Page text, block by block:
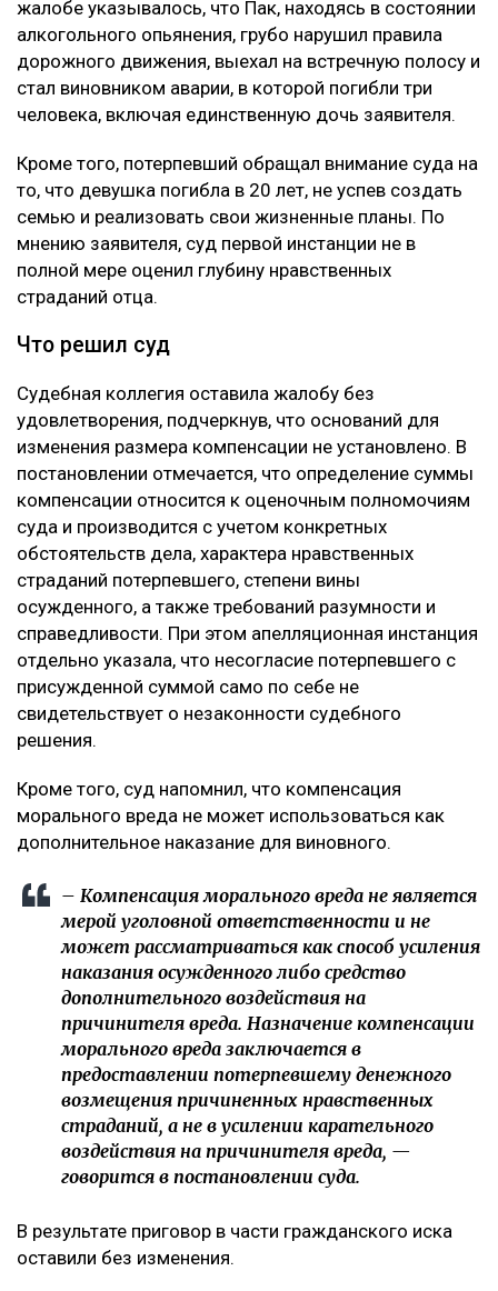
жалобе указывалось, что Пак, находясь в состоянии
алкогольного опьянения, грубо нарушил правила
дорожного движения, выехал на встречную полосу и
стал виновником аварии, в которой погибли три
человека, включая единственную дочь заявителя.
Кроме того, потерпевший обращал внимание суда на
то, что девушка погибла в 20 лет, не успев создать
семью и реализовать свои жизненные планы. По
мнению заявителя, суд первой инстанции не в
полной мере оценил глубину нравственных
страданий отца.
Что решил суд
Судебная коллегия оставила жалобу без
удовлетворения, подчеркнув, что оснований для
изменения размера компенсации не установлено. В
постановлении отмечается, что определение суммы
компенсации относится к оценочным полномочиям
суда и производится с учетом конкретных
обстоятельств дела, характера нравственных
страданий потерпевшего, степени вины
осужденного, а также требований разумности и
справедливости. При этом апелляционная инстанция
отдельно указала, что несогласие потерпевшего с
присужденной суммой само по себе не
свидетельствует о незаконности судебного
решения.
Кроме того, суд напомнил, что компенсация
морального вреда не может использоваться как
дополнительное наказание для виновного.
– Компенсация морального вреда не является
мерой уголовной ответственности и не
может рассматриваться как способ усиления
наказания осужденного либо средство
дополнительного воздействия на
причинителя вреда. Назначение компенсации
морального вреда заключается в
предоставлении потерпевшему денежного
возмещения причиненных нравственных
страданий, а не в усилении карательного
воздействия на причинителя вреда, —
говорится в постановлении суда.
В результате приговор в части гражданского иска
оставили без изменения.